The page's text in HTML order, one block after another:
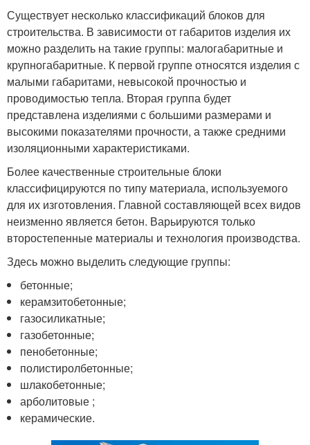
Существует несколько классификаций блоков для
строительства. В зависимости от габаритов изделия их
можно разделить на такие группы: малогабаритные и
крупногабаритные. К первой группе относятся изделия с
малыми габаритами, невысокой прочностью и
проводимостью тепла. Вторая группа будет
представлена изделиями с большими размерами и
высокими показателями прочности, а также средними
изоляционными характеристиками.
Более качественные строительные блоки
классифицируются по типу материала, используемого
для их изготовления. Главной составляющей всех видов
неизменно является бетон. Варьируются только
второстепенные материалы и технология производства.
Здесь можно выделить следующие группы:
бетонные;
керамзитобетонные;
газосиликатные;
газобетонные;
пенобетонные;
полистиролбетонные;
шлакобетонные;
арболитовые ;
керамические.